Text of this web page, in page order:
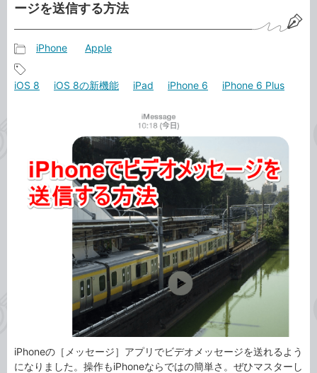
ージを送信する方法
カ
iPhone Apple
記
iOS 8 iOS 8の新機能 iPad iPhone 6 iPhone 6 Plus
iPhoneの［メッセージ］アプリでビデオメッセージを送れるよう
になりました。操作もiPhoneならではの簡単さ。ぜひマスターし